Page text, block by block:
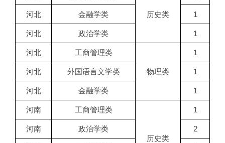
历史类
河北 金融学类 1
河北 政治学类 1
河北 工商管理类
物理类
1
河北 外国语言文学类 1
河北 金融学类 1
河南 工商管理类
历史类
1
河南 政治学类 2